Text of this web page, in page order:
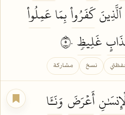
ٱلَّذِينَكَفَرُواْبِمَاعَمِلُواْ
غَلِيظٖ
نسخ مشاركة
أَعۡرَضَ وَنَـَٔا